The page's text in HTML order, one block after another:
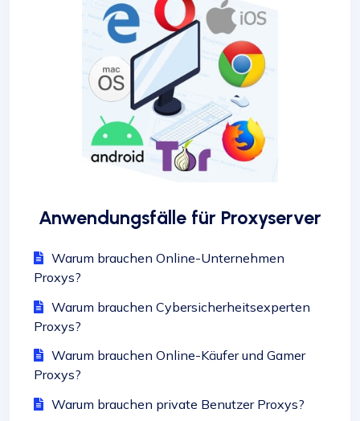
Anwendungsfälle für Proxyserver
Warum brauchen Online-Unternehmen
Proxys?
Warum brauchen Cybersicherheitsexperten
Proxys?
Warum brauchen Online-Käufer und Gamer
Proxys?
Warum brauchen private Benutzer Proxys?